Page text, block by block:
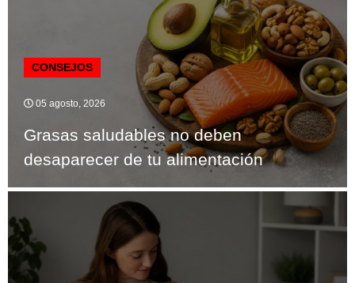
CONSEJOS
05 agosto, 2026
Grasas saludables no deben
desaparecer de tu alimentación